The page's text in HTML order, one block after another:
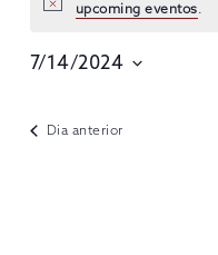
upcoming eventos.
EVENTOS
SEARCH
VIEWS
7/14/2024
Dia anterior